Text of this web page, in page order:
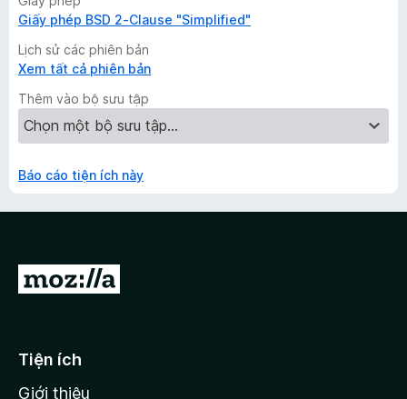
Giấy phép BSD 2-Clause "Simplified"
Lịch sử các phiên bản
Xem tất cả phiên bản
Thêm vào bộ sưu tập
Báo cáo tiện ích này
Đ
ế
Tiện ích
Giới thiệu